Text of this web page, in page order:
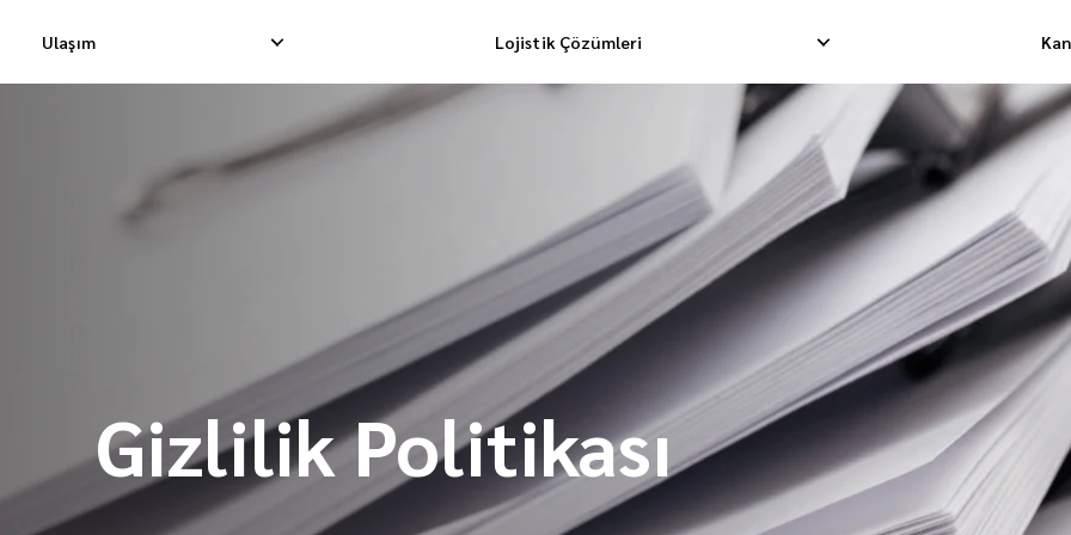
Ulaşım Lojistik Çözümleri
Yurtiçi Ekspres Teslimat
Uluslararası Kargo Teslimatı
Uluslararası Konsolidasyon Taşımacılığı
Tersine Toplama
İade Yönetimi
Depolama Hizmeti
Fullfillment
Gizlilik Politikası